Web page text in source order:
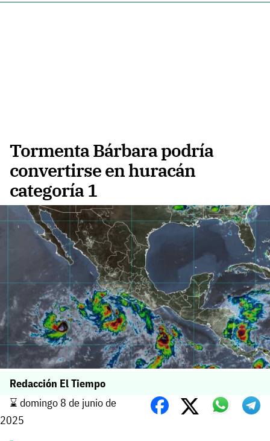
Tormenta Bárbara podría
convertirse en huracán
categoría 1
Redacción El Tiempo
⌛️ domingo 8 de junio de
2025